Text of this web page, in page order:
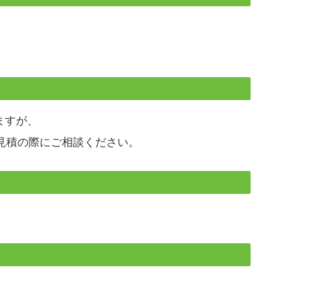
が、
の際にご相談ください。